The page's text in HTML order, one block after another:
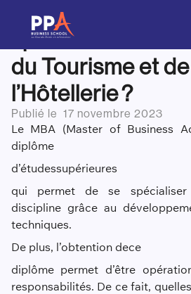
Que faire après
spécialisé en
du Tourisme et de
l’Hôtellerie ?
Publié le 17 novembre 2023
Le MBA (Master of Business
diplôme
d’étudessupérieures
qui permet de se
discipline grâce au
techniques.
De plus, l’obtention dece
diplôme permet d’être
responsabilités. De ce fait,